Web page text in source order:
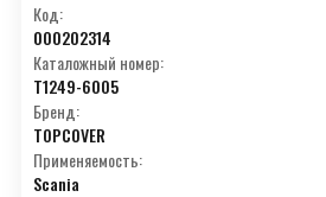
Код:
000202314
Каталожный номер:
T1249-6005
Бренд:
TOPCOVER
Применяемость:
Scania